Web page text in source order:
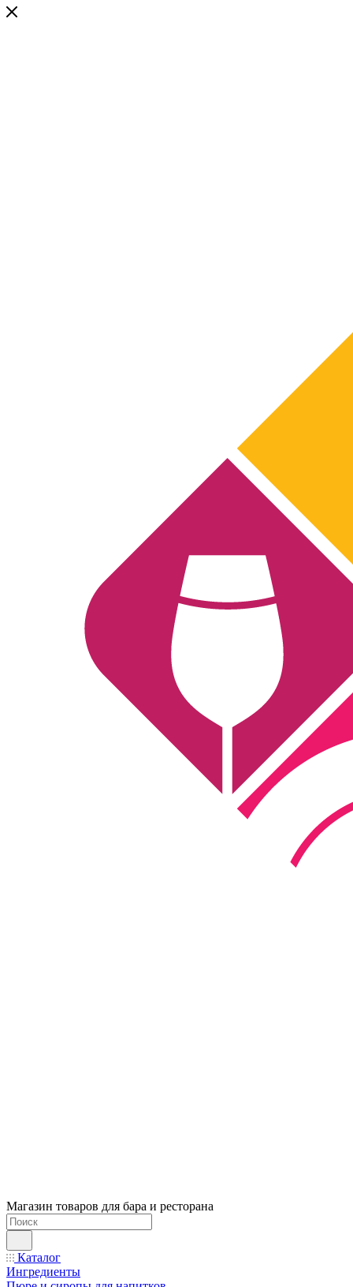
Магазин товаров для бара и ресторана
Каталог
Ингредиенты